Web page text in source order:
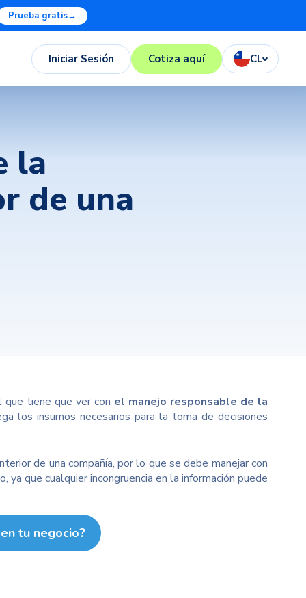
Prueba gratis→
Iniciar Sesión Cotiza aquí CL
la
de una
que tiene que ver con el manejo responsable de la
los insumos necesarios para la toma de decisiones
de una compañía, por lo que se debe manejar con
que cualquier incongruencia en la información puede
tu negocio?